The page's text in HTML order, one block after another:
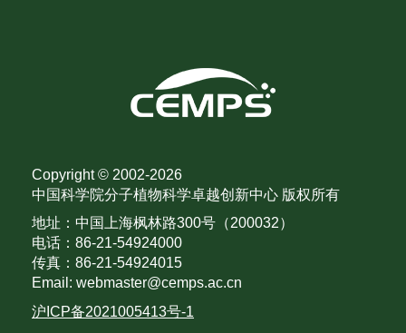
Copyright © 2002-2026
中国科学院分子植物科学卓越创新中心 版权所有
地址：中国上海枫林路300号（200032）
电话：86-21-54924000
传真：86-21-54924015
Email: webmaster@cemps.ac.cn
沪ICP备2021005413号-1